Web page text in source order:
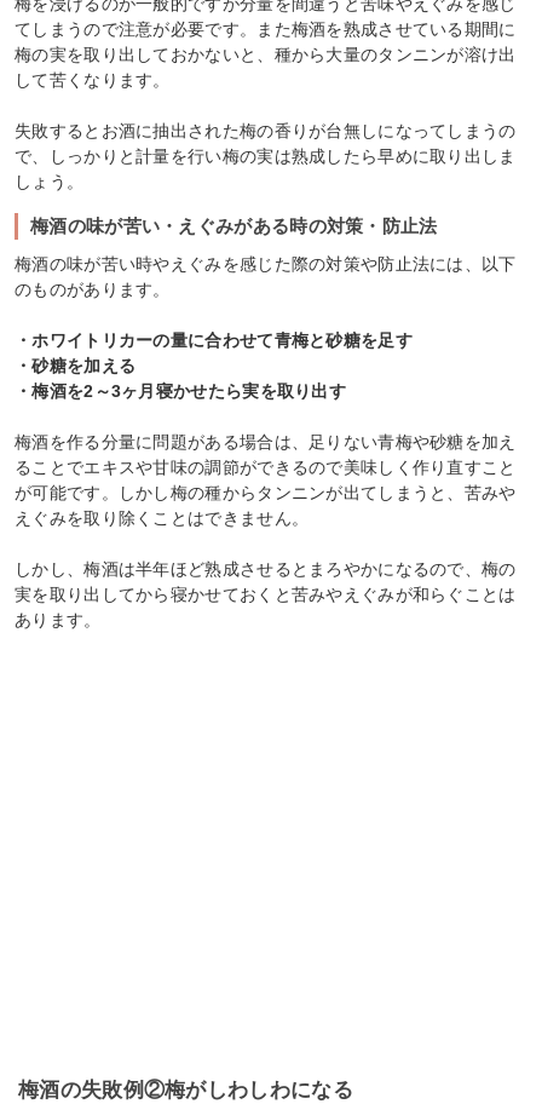
梅を浸けるのが一般的ですが分量を間違うと苦味やえぐみを感じ
てしまうので注意が必要です。また梅酒を熟成させている期間に
梅の実を取り出しておかないと、種から大量のタンニンが溶け出
して苦くなります。
失敗するとお酒に抽出された梅の香りが台無しになってしまうの
で、しっかりと計量を行い梅の実は熟成したら早めに取り出しま
しょう。
梅酒の味が苦い・えぐみがある時の対策・防止法
梅酒の味が苦い時やえぐみを感じた際の対策や防止法には、以下
のものがあります。
・ホワイトリカーの量に合わせて青梅と砂糖を足す
・砂糖を加える
・梅酒を2～3ヶ月寝かせたら実を取り出す
梅酒を作る分量に問題がある場合は、足りない青梅や砂糖を加え
ることでエキスや甘味の調節ができるので美味しく作り直すこと
が可能です。しかし梅の種からタンニンが出てしまうと、苦みや
えぐみを取り除くことはできません。
しかし、梅酒は半年ほど熟成させるとまろやかになるので、梅の
実を取り出してから寝かせておくと苦みやえぐみが和らぐことは
あります。
梅酒の失敗例②梅がしわしわになる